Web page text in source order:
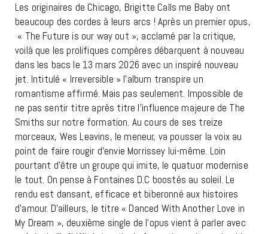
Les originaires de Chicago, Brigitte Calls me Baby ont
beaucoup des cordes à leurs arcs ! Après un premier opus,
« The Future is our way out », acclamé par la critique,
voilà que les prolifiques compères débarquent à nouveau
dans les bacs le 13 mars 2026 avec un inspiré nouveau
jet. Intitulé « Irreversible » l’album transpire un
romantisme affirmé. Mais pas seulement. Impossible de
ne pas sentir titre après titre l’influence majeure de The
Smiths sur notre formation. Au cours de ses treize
morceaux, Wes Leavins, le meneur, va pousser la voix au
point de faire rougir d’envie Morrissey lui-même. Loin
pourtant d’être un groupe qui imite, le quatuor modernise
le tout. On pense à Fontaines D.C boostés au soleil. Le
rendu est dansant, efficace et biberonné aux histoires
d’amour. D’ailleurs, le titre « Danced With Another Love in
My Dream », deuxième single de l’opus vient à parler avec